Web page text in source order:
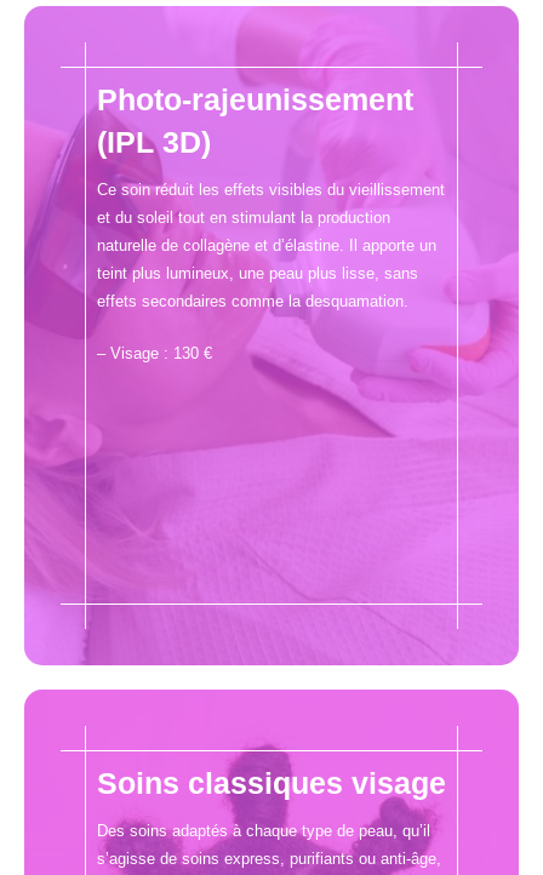
Photo-rajeunissement
(IPL 3D)
Ce soin réduit les effets visibles du vieillissement
et du soleil tout en stimulant la production
naturelle de collagène et d’élastine. Il apporte un
teint plus lumineux, une peau plus lisse, sans
effets secondaires comme la desquamation.
– Visage : 130 €
Soins classiques visage
Des soins adaptés à chaque type de peau, qu’il
s’agisse de soins express, purifiants ou anti-âge,